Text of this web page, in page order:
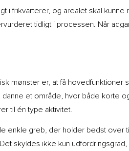
i frikvarterer, og arealet skal
tidligt i processen. Når
er, at få hovedfunktioner
danne et område, hvor både korte
til én type aktivitet.
enkle greb, der holder bedst over
skyldes ikke kun